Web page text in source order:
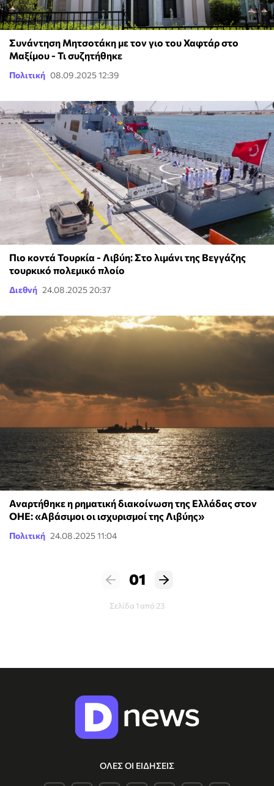
Συνάντηση Μητσοτάκη με τον γιο του Χαφτάρ στο
Μαξίμου - Τι συζητήθηκε
Πολιτική 08.09.2025 12:39
Πιο κοντά Τουρκία - Λιβύη: Στο λιμάνι της Βεγγάζης
τουρκικό πολεμικό πλοίο
Διεθνή 24.08.2025 20:37
Αναρτήθηκε η ρηματική διακοίνωση της Ελλάδας στον
ΟΗΕ: «Αβάσιμοι οι ισχυρισμοί της Λιβύης»
Πολιτική 24.08.2025 11:04
01
Σελίδα 1 από 23
ΟΛΕΣ ΟΙ ΕΙΔΗΣΕΙΣ